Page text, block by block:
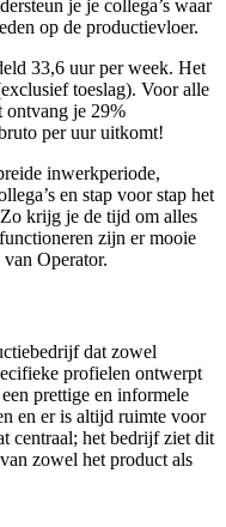
je je collega’s waar
op de productievloer.
33,6 uur per week. Het
toeslag). Voor alle
ontvang je 29%
per uur uitkomt!
inwerkperiode,
en stap voor stap het
krijg je de tijd om alles
zijn er mooie
Operator.
dat zowel
profielen ontwerpt
prettige en informele
en er is altijd ruimte voor
centraal; het bedrijf ziet dit
zowel het product als